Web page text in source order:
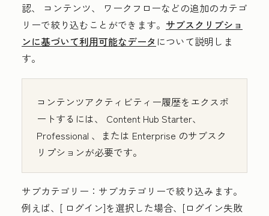
認、 コンテンツ、 ワークフローなどの追加のカテゴ
リーで絞り込むことができます。 サブスクリプショ
ンに基づいて利用可能なデータ について説明しま
す。
コンテンツアクティビティー履歴をエクスポ
ートするには、 Content Hub Starter、
Professional 、または Enterprise のサブスク
リプションが必要です。
サブカテゴリー： サブカテゴリーで絞り込みます。
例えば、[ ログイン]を選択した場合、[ログイン失敗